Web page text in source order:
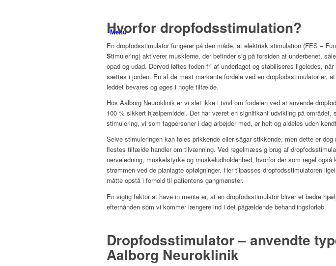
Menu
Hvorfor dropfodsstimulation?
En dropfodsstimulator fungerer på den måde, at elektrisk stimulation (FES – F
Stimulering) aktiverer musklerne, der befinder sig på forsiden af underbenet,
opad og udad. Derved løftes foden fri af underlaget og stabiliseres ligeledes,
sættes i jorden. En af de mest markante fordele ved en dropfodsstimulator er,
leddet bevares og øges i nogle tilfælde.
Hos Aalborg Neuroklinik er vi slet ikke i tvivl om fordelen ved at anvende
100 % sikkert hjælpemiddel. Der har været en signifikant udvikling på området,
stimulering, vi som fagpersoner i dag arbejder med, er helt og aldeles uden
Selve stimuleringen kan føles prikkende eller sågar stikkende, men dette er dog
flestes tilfælde handler om tilvænning. Ved regelmæssig brug af
nerveledning, muskelstyrke og muskeludholdenhed, hvorfor der som regel også
strømmen ved de planlagte opfølgninger. Her tilpasses dropfodsstimulatoren
måtte opstå i forhold til patientens gangmønster.
En vigtig faktor at have in mente er, at en dropfodsstimulator bliver et bedre
efterhånden som vi kommer længere ind i det pågældende behandlingsforløb.
Dropfodsstimulator – anvendte
Aalborg Neuroklinik